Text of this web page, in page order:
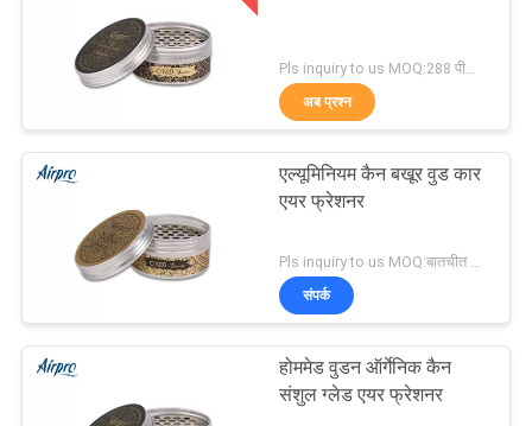
कारखाना
नियंत्रण
जेल एयर फ्रेशनर
47
Pls inquiry to us MOQ:288 पीसीएस
अब प्रश्न
एल्यूमिनियम कैन बखूर वुड कार
एयर फ्रेशनर
संपर्क
होममेड वुडन ऑर्गेनिक कैन
संशुल ग्लेड एयर फ्रेशनर